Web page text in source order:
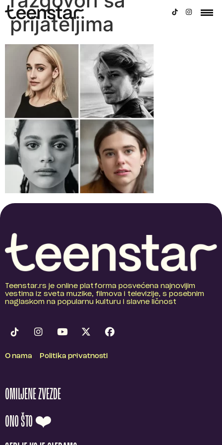
prijateljima
Teenstar.rs je online platforma posvećena najnovijim
vestima iz sveta muzike, filmova i televizije, s posebnim
naglaskom na popularnu kulturu i slavne ličnost
O nama Politika privatnosti
OMILJENE ZVEZDE
ONO ŠTO ❤️